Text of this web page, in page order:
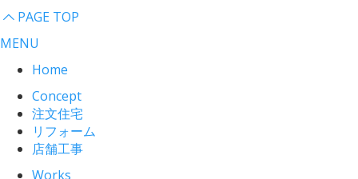
PAGE TOP
MENU
Home
Concept
注文住宅
リフォーム
店舗工事
Works